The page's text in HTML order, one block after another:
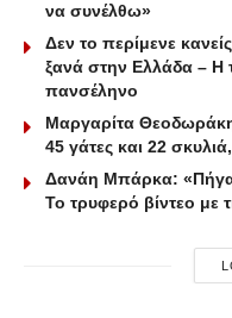
να συνέλθω»
Δεν το περίμενε
ξανά στην Ελλάδα – Η
πανσέληνο
Μαργαρίτα
45 γάτες και 22
Δανάη Μπάρκα: «Πήγα,
Το τρυφερό βίντεο με